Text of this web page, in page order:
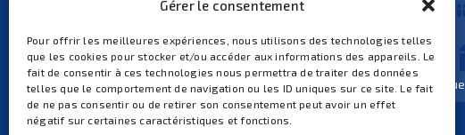
Gérer le consentement
Pour offrir les meilleures expériences, nous utilisons des technologies telles
que les cookies pour stocker et/ou accéder aux informations des appareils. Le
fait de consentir à ces technologies nous permettra de traiter des données
telles que le comportement de navigation ou les ID uniques sur ce site. Le fait
de ne pas consentir ou de retirer son consentement peut avoir un effet
négatif sur certaines caractéristiques et fonctions.
03 88 65 81 90
Ouvert du lundi au vendredi
de 8h30 à 12h et de 14h à
17h
et de 14h30 à 17h.
Fermeture tous les mardis après-
midi (pas de rendez-vous physique
ni d’accueil téléphonique).